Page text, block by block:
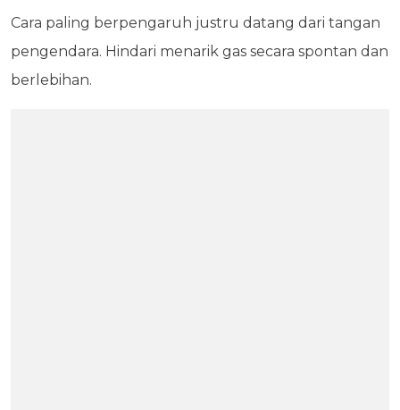
Cara paling berpengaruh justru datang dari tangan
pengendara. Hindari menarik gas secara spontan dan
berlebihan.